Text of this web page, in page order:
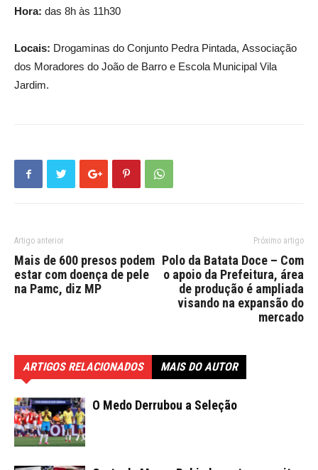
Hora: das 8h às 11h30
Locais: Drogaminas do Conjunto Pedra Pintada, Associação
dos Moradores do João de Barro e Escola Municipal Vila
Jardim.
Artigo anterior
Mais de 600 presos podem
estar com doença de pele
na Pamc, diz MP
Próximo artigo
Polo da Batata Doce – Com
o apoio da Prefeitura, área
de produção é ampliada
visando na expansão do
mercado
ARTIGOS RELACIONADOS MAIS DO AUTOR
O Medo Derrubou a Seleção